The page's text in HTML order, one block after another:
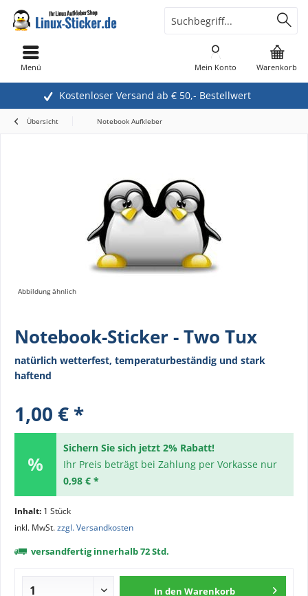
Kostenloser Versand ab € 50,- Bestellwert
Warenkorb
Mein Konto
Menü
Übersicht Notebook Aufkleber
Abbildung ähnlich
Notebook-Sticker - Two Tux
natürlich wetterfest, temperaturbeständig und stark
haftend
1,00 € *
Sichern Sie sich jetzt 2% Rabatt!
Ihr Preis beträgt bei Zahlung per Vorkasse nur
0,98 € *
Inhalt: 1 Stück
inkl. MwSt.zzgl. Versandkosten
versandfertig innerhalb 72 Std.
In den Warenkorb